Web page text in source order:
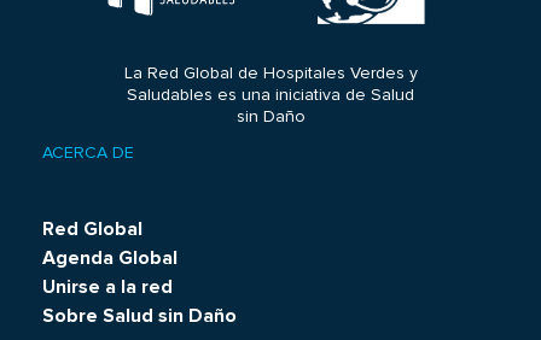
La Red Global de Hospitales Verdes y
Saludables es una iniciativa de Salud
sin Daño
menu
ACERCA DE
Red Global
Agenda Global
Unirse a la red
Sobre Salud sin Daño